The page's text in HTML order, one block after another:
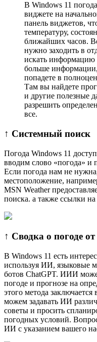
В Windows 11
виджете на
панель виджетов,
температуру,
ближайших часов.
нужно заходить в
искать информацию
больше
попадете в
Там вы найдете
и другие полезные
разрешить
все.
↑ Системный поиск
Погода Windows 11
вводим слово «погода» и
Если погода нам не
местоположение,
MSN Weather
поиска. а также ссылки
↑ Сводка о погоде
В Windows 11 есть
используя ИИ, языковые
ботов ChatGPT. ИИИ
погоде и прогнозе на
этого метода
можем задавать ИИ
советы и просить
погодных условий.
ИИ с указанием вашего